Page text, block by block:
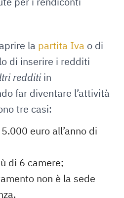
la partita Iva o di
di inserire i redditi
redditiin
far diventare l’attività
tre casi:
euro all’anno di
di 6 camere;
non è la sede